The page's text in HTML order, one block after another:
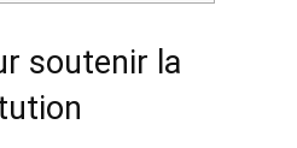
soutenir la